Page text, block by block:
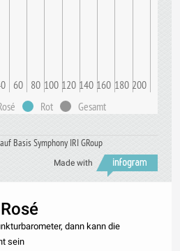
60 80 100 120 140 160 180 200
Rot Gesamt
Basis Symphony IRI GRoup
Made with
dann kann die
sein